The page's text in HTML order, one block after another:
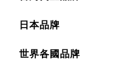
日本品牌
世界各國品牌